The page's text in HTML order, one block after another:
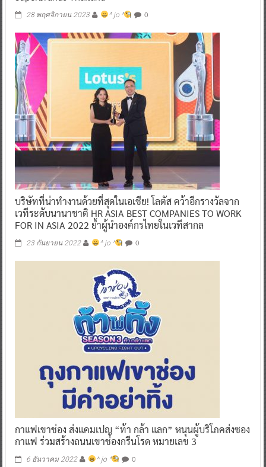
28 พฤศจิกายน 2023 ^ jo ^ 0
บริษัทที่น่าทำงานด้วยที่สุดในเอเชีย! โลตัส คว้าอีกรางวัลจาก
เวทีระดับนานาชาติ HR ASIA BEST COMPANIES TO WORK
FOR IN ASIA 2022 ย้ำผู้นำองค์กรไทยในเวทีสากล
23 กันยายน 2022 ^ jo ^ 0
กาแฟเขาช่อง ส่งแคมเปญ “ท้า กล้า แลก” หนุนผู้บริโภคส่งซอง
กาแฟ ร่วมสร้างถนนเขาช่องกรีนโรด หมายเลข 3
6 ธันวาคม 2022 ^ jo ^ 0